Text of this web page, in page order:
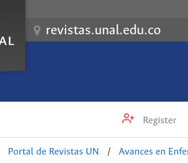
revistas.unal.edu.co
Register
Portal de Revistas UN / Avances en